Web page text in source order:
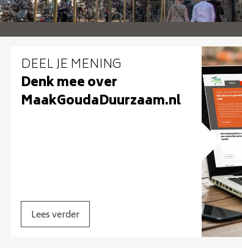
DEEL JE MENING
Denk mee over
MaakGoudaDuurzaam.nl
Lees verder